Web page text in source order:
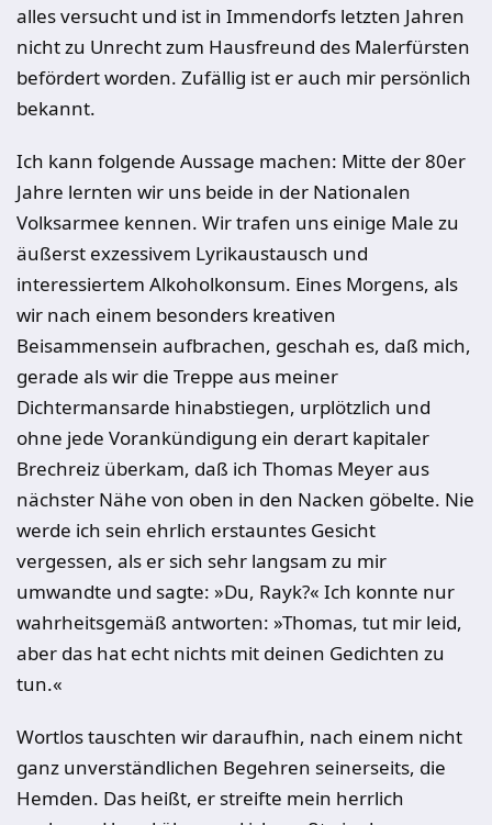
alles versucht und ist in Immendorfs letzten Jahren
nicht zu Unrecht zum Hausfreund des Malerfürsten
befördert worden. Zufällig ist er auch mir persönlich
bekannt.
Ich kann folgende Aussage machen: Mitte der 80er
Jahre lernten wir uns beide in der Nationalen
Volksarmee kennen. Wir trafen uns einige Male zu
äußerst exzessivem Lyrikaustausch und
interessiertem Alkoholkonsum. Eines Morgens, als
wir nach einem besonders kreativen
Beisammensein aufbrachen, geschah es, daß mich,
gerade als wir die Treppe aus meiner
Dichtermansarde hinabstiegen, urplötzlich und
ohne jede Vorankündigung ein derart kapitaler
Brechreiz überkam, daß ich Thomas Meyer aus
nächster Nähe von oben in den Nacken göbelte. Nie
werde ich sein ehrlich erstauntes Gesicht
vergessen, als er sich sehr langsam zu mir
umwandte und sagte: »Du, Rayk?« Ich konnte nur
wahrheitsgemäß antworten: »Thomas, tut mir leid,
aber das hat echt nichts mit deinen Gedichten zu
tun.«
Wortlos tauschten wir daraufhin, nach einem nicht
ganz unverständlichen Begehren seinerseits, die
Hemden. Das heißt, er streifte mein herrlich